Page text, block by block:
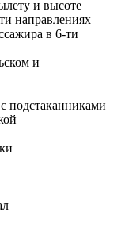
и высоте
направлениях
в 6-ти
и
подстаканниками